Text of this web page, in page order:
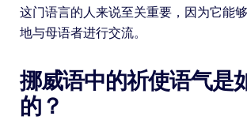
这门语言的人来说至关重要，因为它能
地与母语者进行交流。
挪威语中的祈使语气是
的？